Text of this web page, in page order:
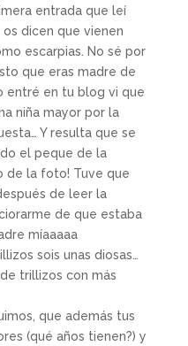
entrada que leí
dicen que vienen
escarpias. No sé por
que eras madre de
entré en tu blog vi que
niña mayor por la
Y resulta que se
el peque de la
de la foto! Tuve que
de leer la
de que estaba
míaaaaa
sois unas diosas…
trillizos con más
que además tus
(qué años tienen?) y